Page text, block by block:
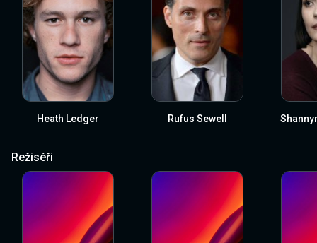
Heath Ledger Rufus Sewell
Režiséři